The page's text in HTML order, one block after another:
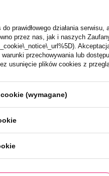
prawidłowego działania
przez nas, jak i naszych
przechowywania lub
usunięcie plików cookies z
(wymagane)